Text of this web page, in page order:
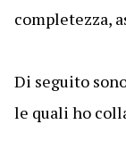
completezza,
Di seguito
le quali ho